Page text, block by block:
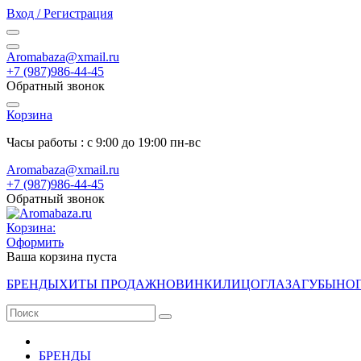
Вход / Регистрация
Aromabaza@xmail.ru
+7 (987)986-44-45
Обратный звонок
Корзина
Часы работы : с 9:00 до 19:00 пн-вс
Aromabaza@xmail.ru
+7 (987)986-44-45
Обратный звонок
Корзина:
Оформить
Ваша корзина пуста
БРЕНДЫХИТЫ ПРОДАЖНОВИНКИЛИЦОГЛАЗАГУБЫ
БРЕНДЫ